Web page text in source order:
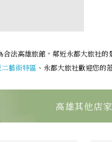
法高雄旅館，鄰近永都大旅社的
藝術特區 、永都大旅社歡迎您的
高雄其他店家